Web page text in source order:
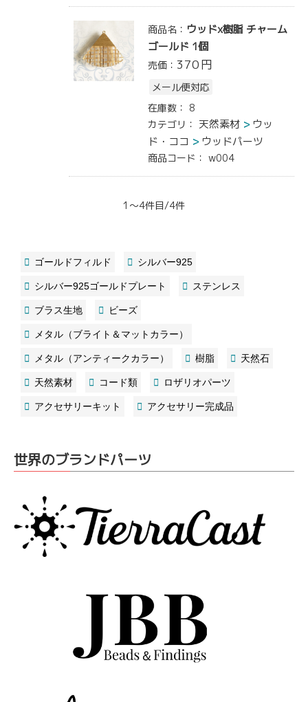
商品名： ウッドx樹脂 チャーム
ゴールド 1個
売価： 370円
メール便対応
在庫数： 8
カテゴリ： 天然素材
ウッ
ド・ココ
ウッドパーツ
商品コード： w004
1～4件目/4件
ゴールドフィルド シルバー925
シルバー925ゴールドプレート ステンレス
ブラス生地 ビーズ
メタル（ブライト＆マットカラー）
メタル（アンティークカラー） 樹脂 天然石
天然素材 コード類 ロザリオパーツ
アクセサリーキット アクセサリー完成品
世界のブランドパーツ